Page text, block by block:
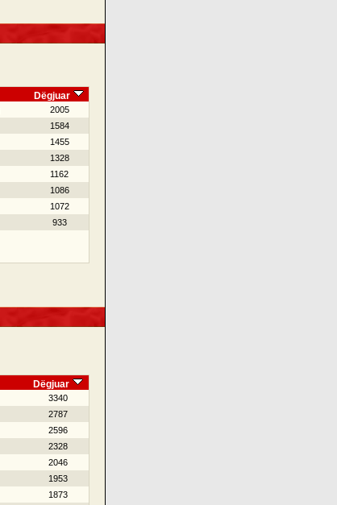
Dëgjuar
2005
1584
1455
1328
1162
1086
1072
933
Dëgjuar
3340
2787
2596
2328
2046
1953
1873